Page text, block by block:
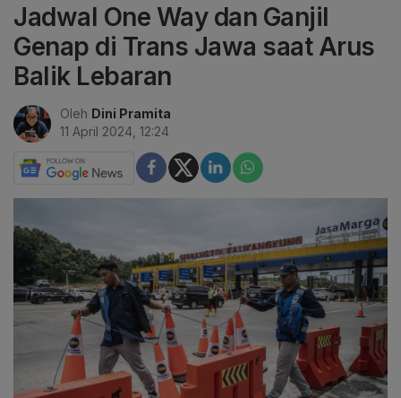
Jadwal One Way dan Ganjil
Genap di Trans Jawa saat Arus
Balik Lebaran
Oleh Dini Pramita
11 April 2024, 12:24